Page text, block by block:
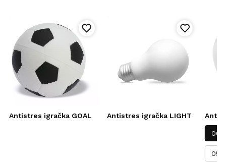
Antistres igračka GOAL Antistres igračka LIGHT
06-
05-